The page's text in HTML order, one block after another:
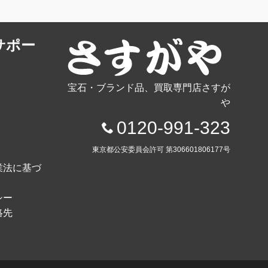
ポー
法に基づ
ー
先
宝石・ブランド品、買取専門店さすが
や
0120-991-323
東京都公安委員会許可 第306601806177号